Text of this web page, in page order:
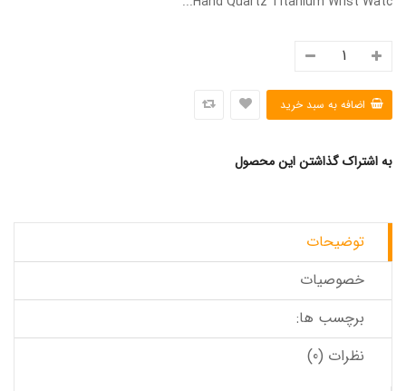
به اشتراک گذاشتن این محصول
توضیحات
خصوصیات
برچسب ها:
نظرات (0)